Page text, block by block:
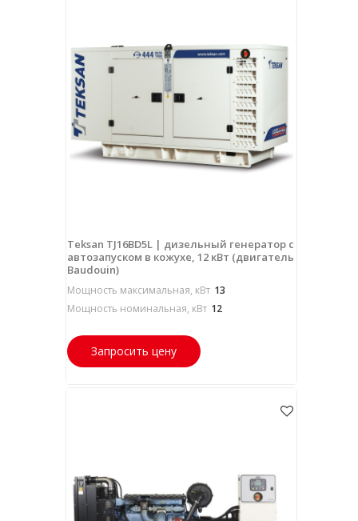
Teksan TJ16BD5L | дизельный генератор с
автозапуском в кожухе, 12 кВт (двигатель
Baudouin)
Мощность максимальная, кВт 13
Мощность номинальная, кВт 12
Запросить цену